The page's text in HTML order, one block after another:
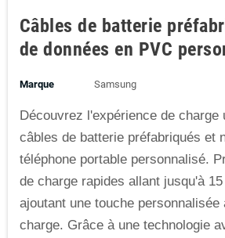
Câbles de batterie
de données en PVC
Marque Samsung
Découvrez l'expérience de charge
câbles de batterie préfabriqués et
téléphone portable personnalisé.
de charge rapides allant jusqu'à
ajoutant une touche
charge. Grâce à une technologie